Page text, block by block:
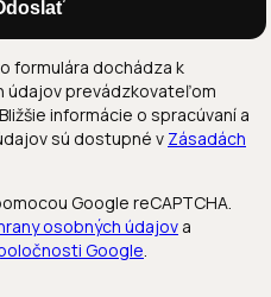
formulára dochádza k
údajov prevádzkovateľom
informácie o spracúvaní a
sú dostupné v Zásadách
Google reCAPTCHA.
osobných údajov a
Google.